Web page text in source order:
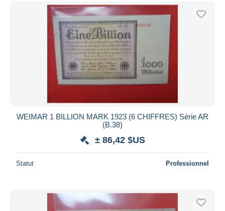
Uniquement en réduction
Livraison gratuite
Méthodes de paiement
PayPal
Virement bancaire
Visa
iDeal
WEIMAR 1 BILLION MARK 1923 (6 CHIFFRES) Série AR
(B.38)
± 86,42 $US
Statut Professionnel